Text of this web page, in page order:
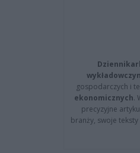
gospodarczych i
ekonomicznych.
precyzyjne
branży, swoje